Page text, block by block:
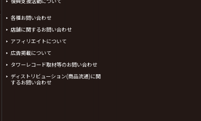
復興支援活動について
各種お問い合わせ
店舗に関するお問い合わせ
アフィリエイトについて
広告掲載について
タワーレコード取材等のお問い合わせ
ディストリビューション(商品流通)に関
するお問い合わせ